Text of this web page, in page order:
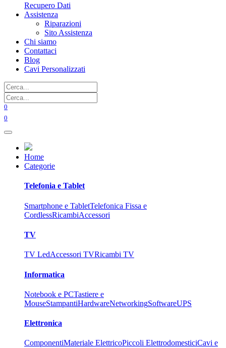
Recupero Dati
Assistenza
Riparazioni
Sito Assistenza
Chi siamo
Contattaci
Blog
Cavi Personalizzati
0
0
Home
Categorie
Telefonia e Tablet
Smartphone e TabletTelefonica Fissa e
CordlessRicambiAccessori
TV
TV LedAccessori TVRicambi TV
Informatica
Notebook e PCTastiere e
MouseStampantiHardwareNetworkingSoftwareUPS
Elettronica
ComponentiMateriale ElettricoPiccoli ElettrodomesticiCavi e